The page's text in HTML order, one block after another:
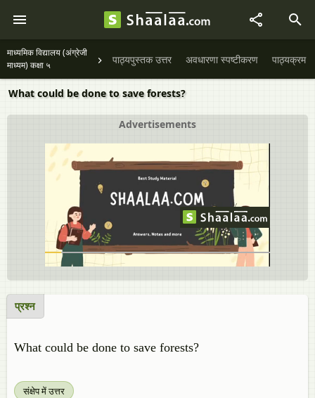
माध्यमिक विद्यालय (अंग्रेजी
माध्यम) कक्षा ५
पाठ्यपुस्तक उत्तर अवधारणा स्पष्टीकरण पाठ्यक्रम
What could be done to save forests?
Advertisements
प्रश्न
What could be done to save forests?
संक्षेप में उत्तर